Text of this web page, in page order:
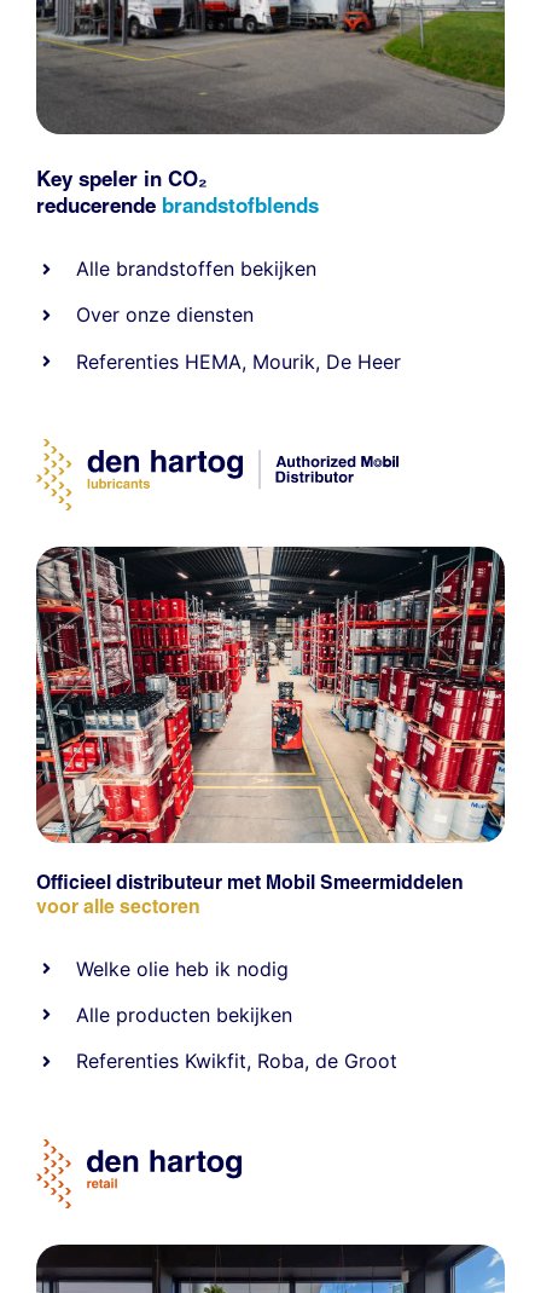
Key speler in CO₂
reducerende brandstofblends
Alle brandstoffen bekijken
Over onze diensten
Referenties HEMA, Mourik, De Heer
Officieel distributeur met Mobil Smeermiddelen
voor alle sectoren
Welke olie heb ik nodig
Alle producten bekijken
Referenties Kwikfit, Roba,de Groot